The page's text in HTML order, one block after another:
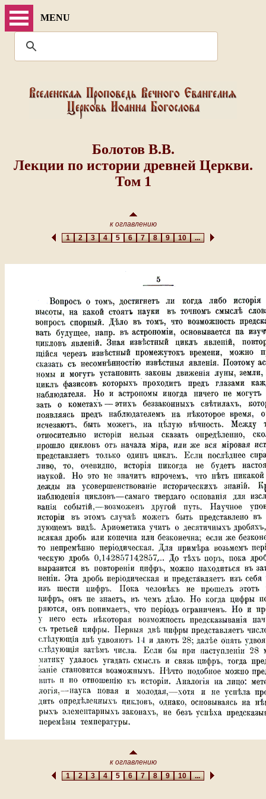
MENU
Болотов В.В.
Лекции по истории древней Церкви.
Том 1
к оглавлению
1234 5 678910...
к оглавлению
1234 5 678910...